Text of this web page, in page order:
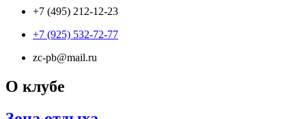
+7 (495) 212-12-23
+7 (925) 532-72-77
zc-pb@mail.ru
О клубе